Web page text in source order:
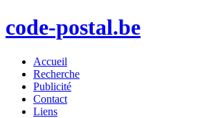
code-postal.be
Accueil
Recherche
Publicité
Contact
Liens